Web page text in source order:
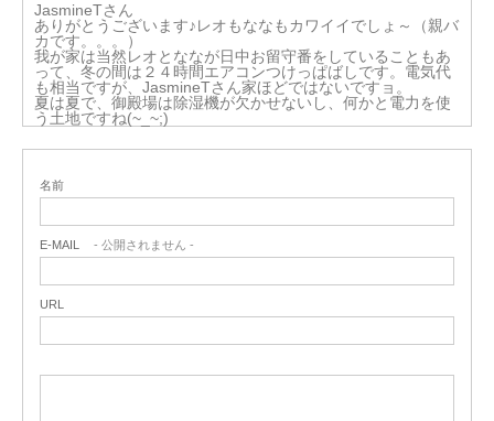
JasmineTさん
ありがとうございます♪レオもななもカワイイでしょ～（親バ
カです。。。）
我が家は当然レオとななが日中お留守番をしていることもあ
って、冬の間は２４時間エアコンつけっぱばしです。電気代
も相当ですが、JasmineTさん家ほどではないですョ。
夏は夏で、御殿場は除湿機が欠かせないし、何かと電力を使
う土地ですね(~_~;)
名前
E-MAIL - 公開されません -
URL